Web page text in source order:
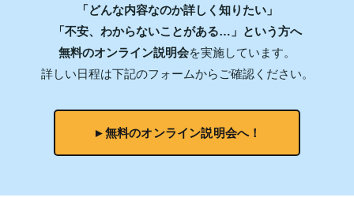
「どんな内容なのか詳しく知りたい」
「不安、わからないことがある…」という方へ
無料のオンライン説明会を実施しています。
詳しい日程は下記のフォームからご確認ください。
►無料のオンライン説明会へ！